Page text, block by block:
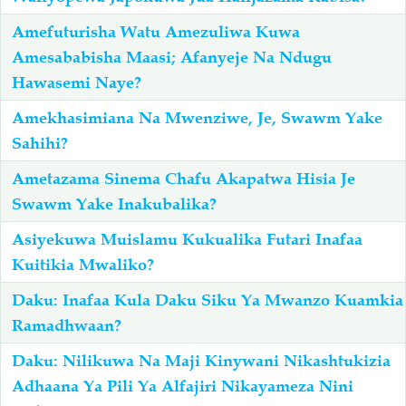
Salaf Wa Ummah Firaq-Makundi
Fiqh-Ibaadah Duaa-Adhkaar
Fataawa Za Ulamaa Kauli Za Salaf
Akhlaaq-Aadaab
Familia-Jamii
Chemsha Bongo
Mapishi
Amefuturisha Watu Amezuliwa Kuwa
Amesababisha Maasi; Afanyeje Na Ndugu
Hawasemi Naye?
Amekhasimiana Na Mwenziwe, Je, Swawm Yake
Sahihi?
Ametazama Sinema Chafu Akapatwa Hisia Je
Swawm Yake Inakubalika?
Asiyekuwa Muislamu Kukualika Futari Inafaa
Kuitikia Mwaliko?
Daku: Inafaa Kula Daku Siku Ya Mwanzo Kuamkia
Ramadhwaan?
Daku: Nilikuwa Na Maji Kinywani Nikashtukizia
Adhaana Ya Pili Ya Alfajiri Nikayameza Nini